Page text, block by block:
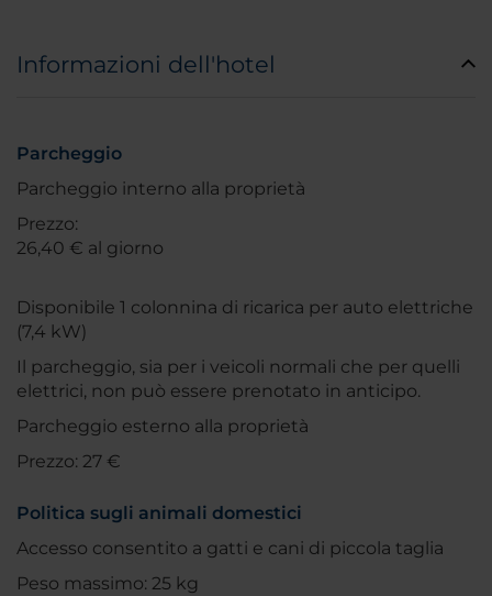
Informazioni dell'hotel
Parcheggio
Parcheggio interno alla proprietà
Prezzo:
26,40 € al giorno
Disponibile 1 colonnina di ricarica per auto elettriche
(7,4 kW)
Il parcheggio, sia per i veicoli normali che per quelli
elettrici, non può essere prenotato in anticipo.
Parcheggio esterno alla proprietà
Prezzo: 27 €
Politica sugli animali domestici
Accesso consentito a gatti e cani di piccola taglia
Peso massimo: 25 kg